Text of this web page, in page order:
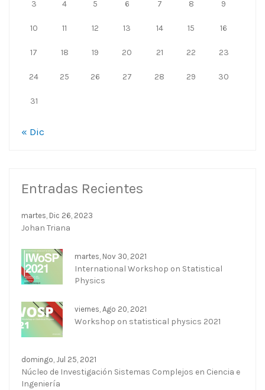
3 4 5 6 7 8 9
10 11 12 13 14 15 16
17 18 19 20 21 22 23
24 25 26 27 28 29 30
31
« Dic
Entradas Recientes
martes, Dic 26, 2023
Johan Triana
martes, Nov 30, 2021
International Workshop on Statistical
Physics
viernes, Ago 20, 2021
Workshop on statistical physics 2021
domingo, Jul 25, 2021
Núcleo de Investigación Sistemas Complejos en Ciencia e
Ingeniería